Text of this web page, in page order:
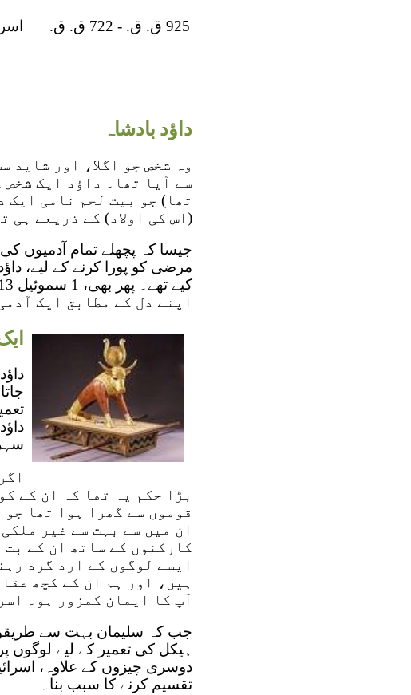
925 ق. ق. - 722 ق. ق.
داؤد بادشاہ
وہ شخص جو اگلا، اور شاید
سے آیا تھا۔ داؤد ایک
تھا) جو بیت لحم نامی ایک
(اس کی اولاد) کے ذریعے ہی
جیسا کہ پچھلے تمام آدمیوں
مرضی کو پورا کرنے کے لیے،
اپنے دل کے مطابق ایک
بڑا حکم یہ تھا کہ ان کے
قوموں سے گھرا ہوا تھا
ان میں سے بہت سے غیر
کارکنوں کے ساتھ ان کے
ایسے لوگوں کے ارد گرد
ہیں، اور ہم ان کے کچھ
آپ کا ایمان کمزور ہو۔
جب کہ سلیمان بہت سے
ہیکل کی تعمیر کے لیے لوگوں
دوسری چیزوں کے علاوہ،
تقسیم کرنے کا سبب بنا۔